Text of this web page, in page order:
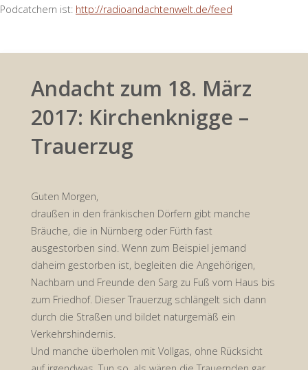
Podcatchern ist: http://radioandachtenwelt.de/feed
Andacht zum 18. März
2017: Kirchenknigge –
Trauerzug
Guten Morgen,
draußen in den fränkischen Dörfern gibt manche
Bräuche, die in Nürnberg oder Fürth fast
ausgestorben sind. Wenn zum Beispiel jemand
daheim gestorben ist, begleiten die Angehörigen,
Nachbarn und Freunde den Sarg zu Fuß vom Haus bis
zum Friedhof. Dieser Trauerzug schlängelt sich dann
durch die Straßen und bildet naturgemäß ein
Verkehrshindernis.
Und manche überholen mit Vollgas, ohne Rücksicht